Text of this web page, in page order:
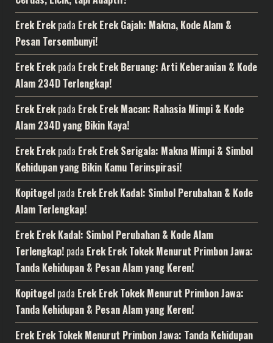
Erek Erek pada Erek Erek Gajah: Makna, Kode Alam &
Pesan Tersembunyi!
Erek Erek pada Erek Erek Beruang: Arti Keberanian & Kode
Alam 234D Terlengkap!
Erek Erek pada Erek Erek Macan: Rahasia Mimpi & Kode
Alam 234D yang Bikin Kaya!
Erek Erek pada Erek Erek Serigala: Makna Mimpi & Simbol
Kehidupan yang Bikin Kamu Terinspirasi!
Kopitogel pada Erek Erek Kadal: Simbol Perubahan & Kode
Alam Terlengkap!
Erek Erek Kadal: Simbol Perubahan & Kode Alam
Terlengkap! pada Erek Erek Tokek Menurut Primbon Jawa:
Tanda Kehidupan & Pesan Alam yang Keren!
Kopitogel pada Erek Erek Tokek Menurut Primbon Jawa:
Tanda Kehidupan & Pesan Alam yang Keren!
Erek Erek Tokek Menurut Primbon Jawa: Tanda Kehidupan